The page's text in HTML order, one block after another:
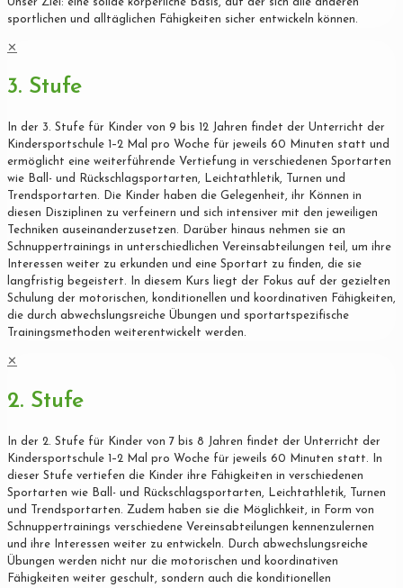
sportlichen und alltäglichen Fähigkeiten sicher entwickeln können.
✕
3. Stufe
In der 3. Stufe für Kinder von 9 bis 12 Jahren findet der Unterricht der
Kindersportschule 1–2 Mal pro Woche für jeweils 60 Minuten statt und
ermöglicht eine weiterführende Vertiefung in verschiedenen Sportarten
wie Ball- und Rückschlagsportarten, Leichtathletik, Turnen und
Trendsportarten. Die Kinder haben die Gelegenheit, ihr Können in
diesen Disziplinen zu verfeinern und sich intensiver mit den jeweiligen
Techniken auseinanderzusetzen. Darüber hinaus nehmen sie an
Schnuppertrainings in unterschiedlichen Vereinsabteilungen teil, um ihre
Interessen weiter zu erkunden und eine Sportart zu finden, die sie
langfristig begeistert. In diesem Kurs liegt der Fokus auf der gezielten
Schulung der motorischen, konditionellen und koordinativen Fähigkeiten,
die durch abwechslungsreiche Übungen und sportartspezifische
Trainingsmethoden weiterentwickelt werden.
✕
2. Stufe
In der 2. Stufe für Kinder von 7 bis 8 Jahren findet der Unterricht der
Kindersportschule 1–2 Mal pro Woche für jeweils 60 Minuten statt. In
dieser Stufe vertiefen die Kinder ihre Fähigkeiten in verschiedenen
Sportarten wie Ball- und Rückschlagsportarten, Leichtathletik, Turnen
und Trendsportarten. Zudem haben sie die Möglichkeit, in Form von
Schnuppertrainings verschiedene Vereinsabteilungen kennenzulernen
und ihre Interessen weiter zu entwickeln. Durch abwechslungsreiche
Übungen werden nicht nur die motorischen und koordinativen
Fähigkeiten weiter geschult, sondern auch die konditionellen